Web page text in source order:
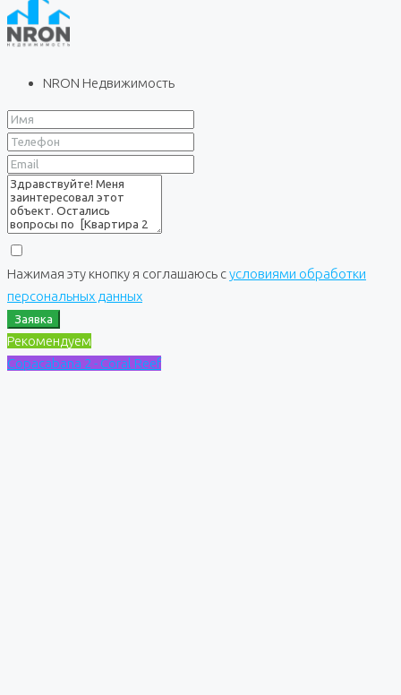
NRON Недвижимость
Нажимая эту кнопку я соглашаюсь сусловиями обработки
персональных данных
Заявка
Рекомендуем
Copacabana 2 - Coral Reef